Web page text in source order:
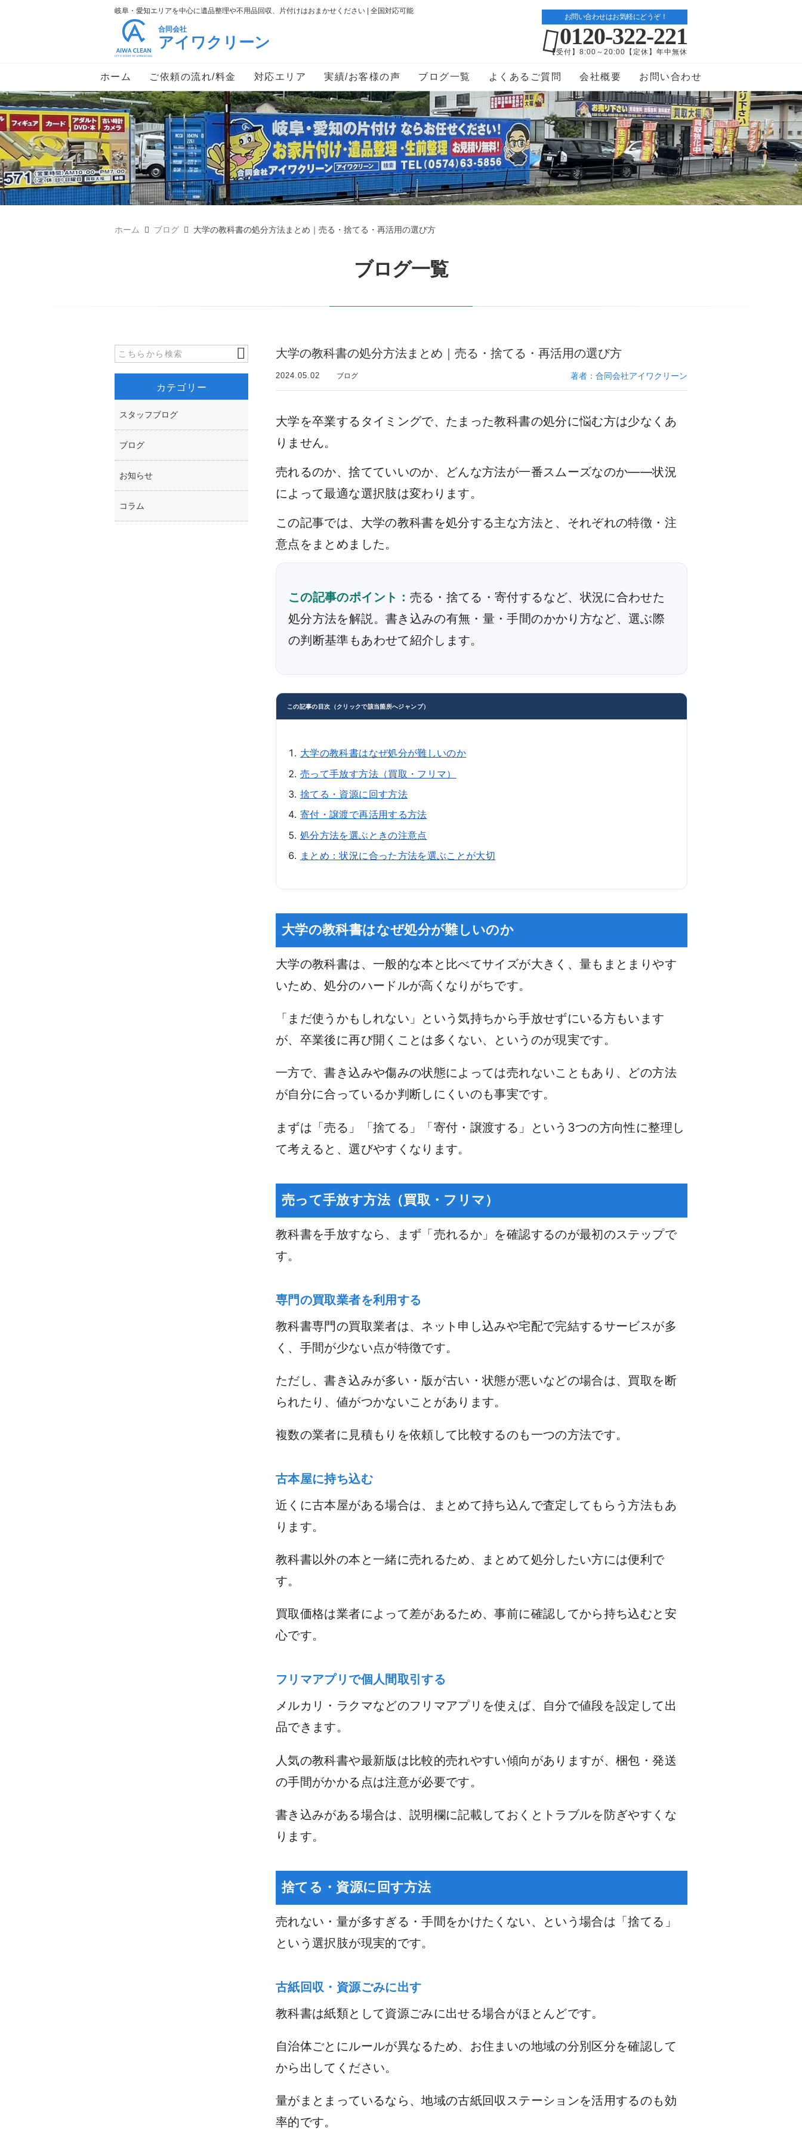
岐阜・愛知エリアを中心に遺品整理や不用品回収、片付けはおまかせください | 全国対応可能
合同会社
アイワクリーン
お問い合わせはお気軽にどうぞ！
0120-322-221
【受付】8:00～20:00【定休】年中無休
ホーム ご依頼の流れ/料金 対応エリア 実績/お客様の声 ブログ一覧 よくあるご質問 会社概要 お問い合わせ
ホーム ブログ 大学の教科書の処分方法まとめ｜売る・捨てる・再活用の選び方
ブログ一覧
大学の教科書の処分方法まとめ｜売る・捨てる・再活用の選び方
2024.05.02 ブログ 著者：合同会社アイワクリーン
大学を卒業するタイミングで、たまった教科書の処分に悩む方は少なくあ
りません。
売れるのか、捨てていいのか、どんな方法が一番スムーズなのか——状況
によって最適な選択肢は変わります。
この記事では、大学の教科書を処分する主な方法と、それぞれの特徴・注
意点をまとめました。
この記事のポイント： 売る・捨てる・寄付するなど、状況に合わせた
処分方法を解説。書き込みの有無・量・手間のかかり方など、選ぶ際
の判断基準もあわせて紹介します。
この記事の目次（クリックで該当箇所へジャンプ）
大学の教科書はなぜ処分が難しいのか
売って手放す方法（買取・フリマ）
捨てる・資源に回す方法
寄付・譲渡で再活用する方法
処分方法を選ぶときの注意点
まとめ：状況に合った方法を選ぶことが大切
大学の教科書はなぜ処分が難しいのか
大学の教科書は、一般的な本と比べてサイズが大きく、量もまとまりやす
いため、処分のハードルが高くなりがちです。
「まだ使うかもしれない」という気持ちから手放せずにいる方もいます
が、卒業後に再び開くことは多くない、というのが現実です。
一方で、書き込みや傷みの状態によっては売れないこともあり、どの方法
が自分に合っているか判断しにくいのも事実です。
まずは「売る」「捨てる」「寄付・譲渡する」という3つの方向性に整理し
て考えると、選びやすくなります。
売って手放す方法（買取・フリマ）
教科書を手放すなら、まず「売れるか」を確認するのが最初のステップで
す。
専門の買取業者を利用する
教科書専門の買取業者は、ネット申し込みや宅配で完結するサービスが多
く、手間が少ない点が特徴です。
ただし、書き込みが多い・版が古い・状態が悪いなどの場合は、買取を断
られたり、値がつかないことがあります。
複数の業者に見積もりを依頼して比較するのも一つの方法です。
古本屋に持ち込む
近くに古本屋がある場合は、まとめて持ち込んで査定してもらう方法もあ
ります。
教科書以外の本と一緒に売れるため、まとめて処分したい方には便利で
す。
買取価格は業者によって差があるため、事前に確認してから持ち込むと安
心です。
フリマアプリで個人間取引する
メルカリ・ラクマなどのフリマアプリを使えば、自分で値段を設定して出
品できます。
人気の教科書や最新版は比較的売れやすい傾向がありますが、梱包・発送
の手間がかかる点は注意が必要です。
書き込みがある場合は、説明欄に記載しておくとトラブルを防ぎやすくな
ります。
捨てる・資源に回す方法
売れない・量が多すぎる・手間をかけたくない、という場合は「捨てる」
という選択肢が現実的です。
古紙回収・資源ごみに出す
教科書は紙類として資源ごみに出せる場合がほとんどです。
自治体ごとにルールが異なるため、お住まいの地域の分別区分を確認して
から出してください。
量がまとまっているなら、地域の古紙回収ステーションを活用するのも効
率的です。
カテゴリー
スタッフブログ
ブログ
お知らせ
コラム